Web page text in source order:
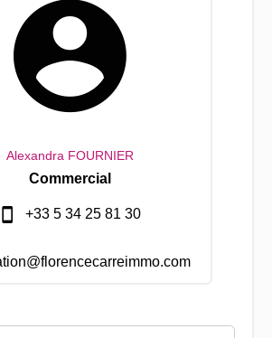
Alexandra FOURNIER
Commercial
+33 5 34 25 81 30